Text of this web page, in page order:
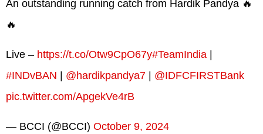
An outstanding running catch from Hardik Pandya 🔥
🔥
Live – https://t.co/Otw9CpO67y#TeamIndia |
#INDvBAN | @hardikpandya7 | @IDFCFIRSTBank
pic.twitter.com/ApgekVe4rB
— BCCI (@BCCI) October 9, 2024